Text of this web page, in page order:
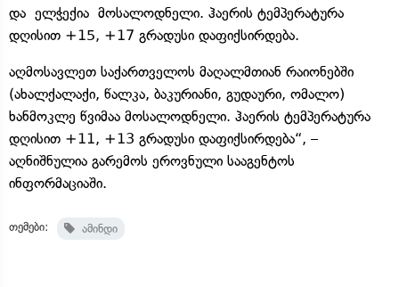
და ელჭექია მოსალოდნელი. ჰაერის ტემპერატურა
დღისით +15, +17 გრადუსი დაფიქსირდება.
აღმოსავლეთ საქართველოს მაღალმთიან რაიონებში
(ახალქალაქი, წალკა, ბაკურიანი, გუდაური, ომალო)
ხანმოკლე წვიმაა მოსალოდნელი. ჰაერის ტემპერატურა
დღისით +11, +13 გრადუსი დაფიქსირდება“, –
აღნიშნულია გარემოს ეროვნული სააგენტოს
ინფორმაციაში.
თემები: ამინდი